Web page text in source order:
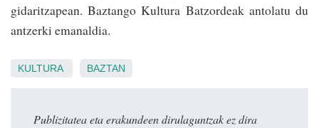
gidaritzapean. Baztango Kultura Batzordeak antolatu du
antzerki emanaldia.
KULTURA BAZTAN
Publizitatea eta erakundeen dirulaguntzak ez dira